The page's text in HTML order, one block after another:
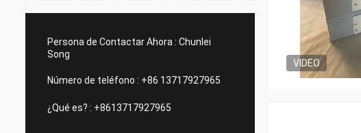
Persona de Contactar Ahora : Chunlei
Song
Número de teléfono : +86 13717927965
¿Qué es? : +8613717927965
VIDEO